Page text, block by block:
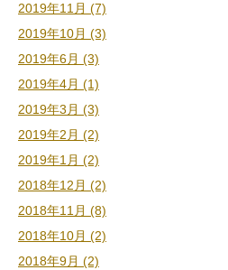
2019年11月 (7)
2019年10月 (3)
2019年6月 (3)
2019年4月 (1)
2019年3月 (3)
2019年2月 (2)
2019年1月 (2)
2018年12月 (2)
2018年11月 (8)
2018年10月 (2)
2018年9月 (2)